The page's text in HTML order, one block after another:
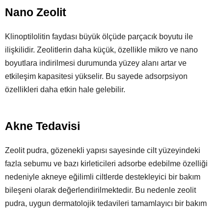
Nano Zeolit
Klinoptilolitin faydası büyük ölçüde parçacık boyutu ile
ilişkilidir. Zeolitlerin daha küçük, özellikle mikro ve nano
boyutlara indirilmesi durumunda yüzey alanı artar ve
etkileşim kapasitesi yükselir. Bu sayede adsorpsiyon
özellikleri daha etkin hale gelebilir.
Akne Tedavisi
Zeolit pudra, gözenekli yapısı sayesinde cilt yüzeyindeki
fazla sebumu ve bazı kirleticileri adsorbe edebilme özelliği
nedeniyle akneye eğilimli ciltlerde destekleyici bir bakım
bileşeni olarak değerlendirilmektedir. Bu nedenle zeolit
pudra, uygun dermatolojik tedavileri tamamlayıcı bir bakım